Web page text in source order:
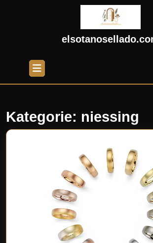
Open
Button
Kategorie: niessing